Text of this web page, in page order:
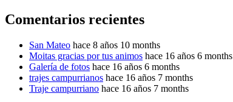
Comentarios recientes
San Mateo hace 8 años 10 months
Moitas gracias por tus animos hace 16 años 6 months
Galería de fotos hace 16 años 6 months
trajes campurrianos hace 16 años 7 months
Traje campurriano hace 16 años 7 months